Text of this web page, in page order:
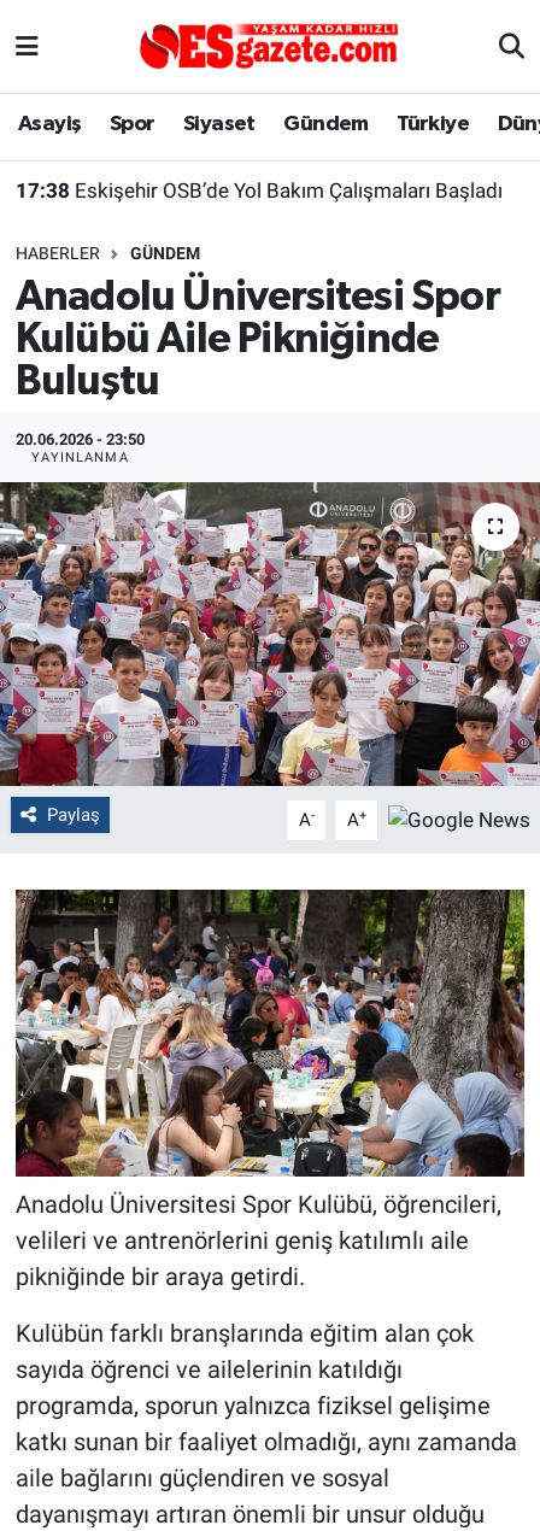
Asayiş Spor Siyaset Gündem Türkiye
17:38 Eskişehir OSB’de Yol Bakım Çalışmaları Başladı
HABERLER GÜNDEM
Anadolu Üniversitesi Spor
Kulübü Aile Pikniğinde
Buluştu
20.06.2026 - 23:50
YAYINLANMA
Paylaş A- A+
Anadolu Üniversitesi Spor Kulübü, öğrencileri,
velileri ve antrenörlerini geniş katılımlı aile
pikniğinde bir araya getirdi.
Kulübün farklı branşlarında eğitim alan çok
sayıda öğrenci ve ailelerinin katıldığı
programda, sporun yalnızca fiziksel gelişime
katkı sunan bir faaliyet olmadığı, aynı zamanda
aile bağlarını güçlendiren ve sosyal
dayanışmayı artıran önemli bir unsur olduğu
Asayiş
Gündem
Türkiye
Dünya
Sağlık
Alış-Veriş/İş dünyası
Yaşam
Eskişehirspor Arşivi
Eskişehir Arşivi
Röportaj
Ekonomi
Kültür Sanat
Politika
Bilecik
Kütahya
Gezi
Genel
Çevre
Yerel
Magazin
Bilim ve Teknoloji
Eskişehir Nöbetçi Eczaneler
Süper Lig Puan Durumu ve Fikstür
Tüm Manşetler
Son Dakika Haberleri
Haber Arşivi